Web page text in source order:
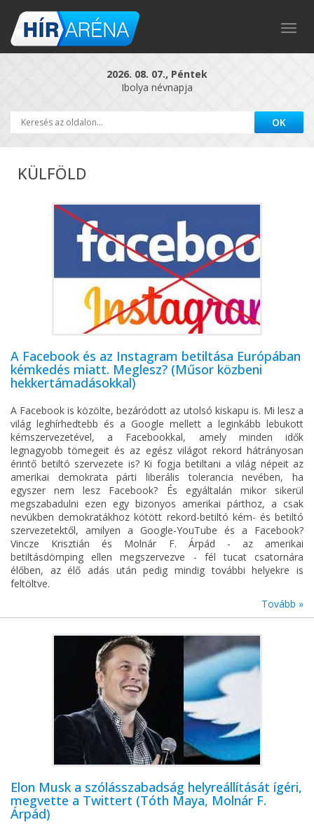
2026. 08. 07., Péntek
Ibolya névnapja
KÜLFÖLD
A Facebook és az Instagram betiltása Európában
kémkedés miatt. Meglesz? (Műsor közbeni
hekkertámadásokkal)
A Facebook is közölte, bezáródott az utolsó kiskapu is. Mi lesz a
világ leghírhedtebb és a Google mellett a leginkább lebukott
kémszervezetével, a Facebookkal, amely minden idők
legnagyobb tömegeit és az egész világot rekord hátrányosan
érintő betiltó szervezete is? Ki fogja betiltani a világ népeit az
amerikai demokrata párti liberális tolerancia nevében, ha
egyszer nem lesz Facebook? És egyáltalán mikor sikerül
megszabadulni ezen egy bizonyos amerikai párthoz, a csak
nevükben demokratákhoz kötött rekord-betiltó kém- és betiltó
szervezetektől, amilyen a Google-YouTube és a Facebook?
Vincze Krisztián és Molnár F. Árpád - az amerikai
betiltásdömping ellen megszervezve - fél tucat csatornára
élőben, az élő adás után pedig mindig további helyekre is
feltöltve.
Tovább »
Elon Musk a szólásszabadság helyreállítását ígéri,
megvette a Twittert (Tóth Maya, Molnár F.
Árpád)